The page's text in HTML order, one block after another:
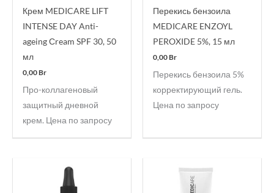
Крем MEDICARE LIFT
INTENSE DAY Anti-
ageing Сream SPF 30, 50
мл
0,00Br
Про-коллагеновый
защитный дневной
крем. Цена по запросу
Перекись бензоила
MEDICARE ENZOYL
PEROXIDE 5%, 15 мл
0,00Br
Перекись бензоила 5%
корректирующий гель.
Цена по запросу